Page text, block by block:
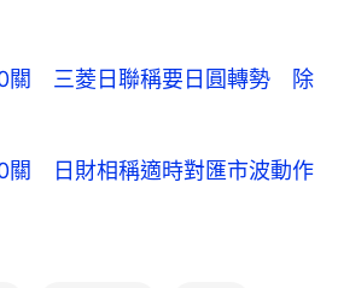
關 三菱日聯稱要日圓轉勢 除
關 日財相稱適時對匯市波動作